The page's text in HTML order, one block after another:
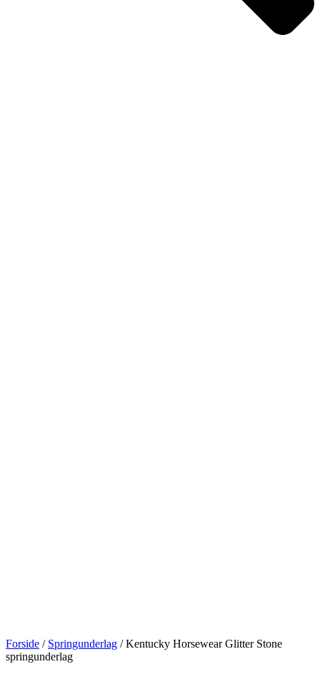
Forside / Springunderlag / Kentucky Horsewear Glitter Stone
springunderlag